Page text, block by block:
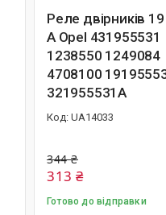
Реле двірників
A Opel 431955531
1238550 1249084
4708100
321955531A
UA14033
344 ₴
313 ₴
Готово до відправки